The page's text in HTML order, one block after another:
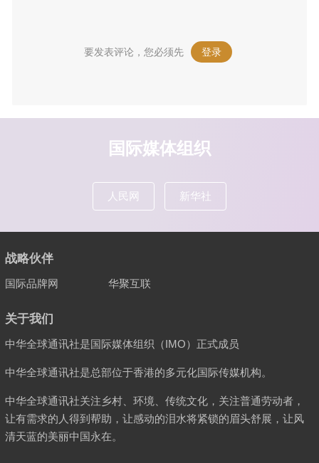
要发表评论，您必须先 登录 。
国际媒体组织
人民网 新华社
战略伙伴
国际品牌网 华聚互联
关于我们
中华全球通讯社是国际媒体组织（IMO）正式成员
中华全球通讯社是总部位于香港的多元化国际传媒机构。
中华全球通讯社关注乡村、环境、传统文化，关注普通劳动者，
让有需求的人得到帮助，让感动的泪水将紧锁的眉头舒展，让风
清天蓝的美丽中国永在。